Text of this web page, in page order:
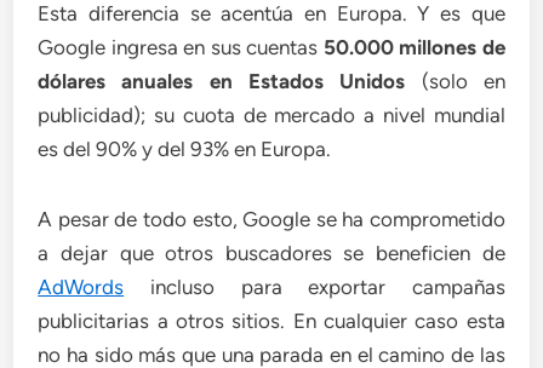
Esta diferencia se acentúa en Europa. Y es que
Google ingresa en sus cuentas 50.000 millones de
dólares anuales en Estados Unidos (solo en
publicidad); su cuota de mercado a nivel mundial
es del 90% y del 93% en Europa.
A pesar de todo esto, Google se ha comprometido
a dejar que otros buscadores se beneficien de
AdWords incluso para exportar campañas
publicitarias a otros sitios. En cualquier caso esta
no ha sido más que una parada en el camino de las